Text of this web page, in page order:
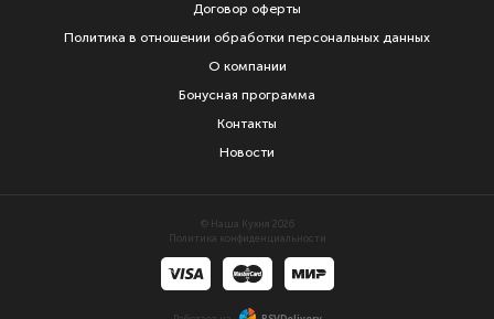
Договор оферты
Политика в отношении обработки персональных данных
О компании
Бонусная программа
Контакты
Новости
© Наша Кухня 2026
Политика конфиденциальности